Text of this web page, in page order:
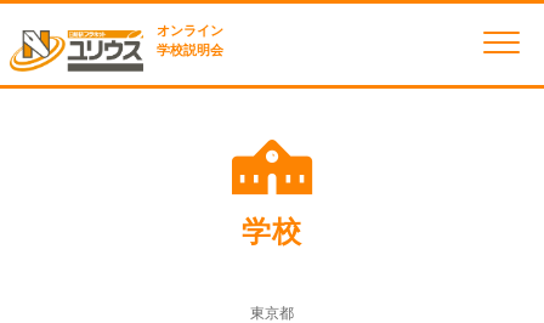
オンライン
学校説明会
学校
東京都